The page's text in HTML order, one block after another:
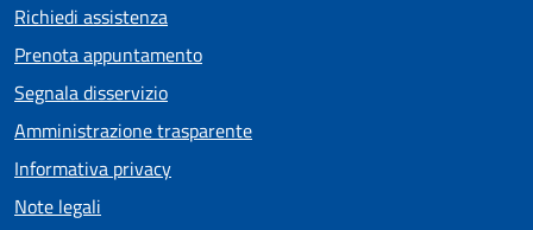
Richiedi assistenza
Prenota appuntamento
Segnala disservizio
Amministrazione trasparente
Informativa privacy
Note legali